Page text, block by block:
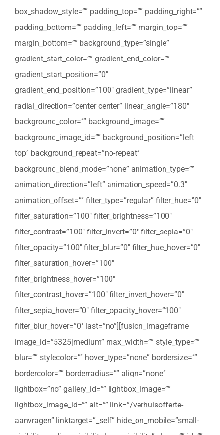
box_shadow_style=”” padding_top=”” padding_right=””
padding_bottom=”” padding_left=”” margin_top=””
margin_bottom=”” background_type=”single”
gradient_start_color=”” gradient_end_color=””
gradient_start_position=”0″
gradient_end_position=”100″ gradient_type=”linear”
radial_direction=”center center” linear_angle=”180″
background_color=”” background_image=””
background_image_id=”” background_position=”left
top” background_repeat=”no-repeat”
background_blend_mode=”none” animation_type=””
animation_direction=”left” animation_speed=”0.3″
animation_offset=”” filter_type=”regular” filter_hue=”0″
filter_saturation=”100″ filter_brightness=”100″
filter_contrast=”100″ filter_invert=”0″ filter_sepia=”0″
filter_opacity=”100″ filter_blur=”0″ filter_hue_hover=”0″
filter_saturation_hover=”100″
filter_brightness_hover=”100″
filter_contrast_hover=”100″ filter_invert_hover=”0″
filter_sepia_hover=”0″ filter_opacity_hover=”100″
filter_blur_hover=”0″ last=”no”][fusion_imageframe
image_id=”5325|medium” max_width=”” style_type=””
blur=”” stylecolor=”” hover_type=”none” bordersize=””
bordercolor=”” borderradius=”” align=”none”
lightbox=”no” gallery_id=”” lightbox_image=””
lightbox_image_id=”” alt=”” link=”/verhuisofferte-
aanvragen” linktarget=”_self” hide_on_mobile=”small-